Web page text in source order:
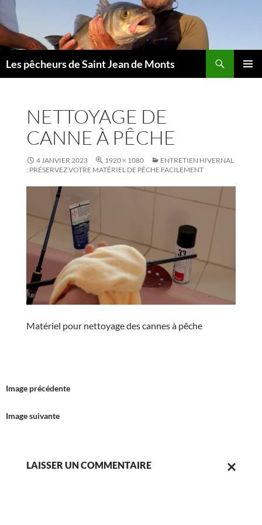
Aller
au
contenu
Les pêcheurs de Saint Jean de Monts
NETTOYAGE DE
CANNE À PÊCHE
4 JANVIER 2023 1920 × 1080
ENTRETIEN HIVERNAL
: PRÉSERVEZ VOTRE MATÉRIEL DE PÊCHE FACILEMENT
Matériel pour nettoyage des cannes à pêche
Image précédente
Image suivante
LAISSER UN COMMENTAIRE